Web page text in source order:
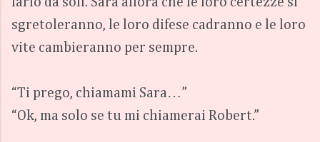
sgretoleranno, le loro difese cadranno e le loro
vite cambieranno per sempre.
“Ti prego, chiamami Sara…”
“Ok, ma solo se tu mi chiamerai Robert.”